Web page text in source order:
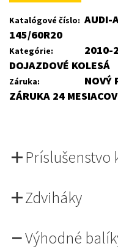
178 €.
Katalógové číslo: AUDI-
145/60R20
Kategórie: 2010-
DOJAZDOVÉ KOLESÁ
Záruka:
NOVÝ
ZÁRUKA 24 MESIACOV
Príslušenstvo
Zdviháky
Výhodné